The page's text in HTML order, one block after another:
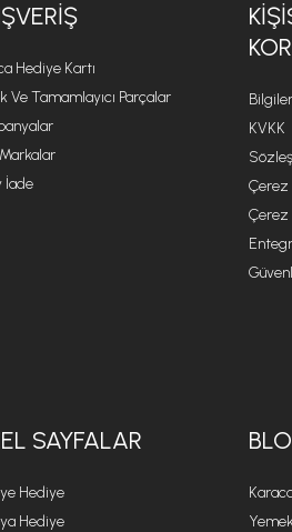
Hediye Kartı
Ve Tamamlayıcı Parçalar
İade
KVKK
Çerez
Çerez
SAYFALAR
Hediye
Hediye